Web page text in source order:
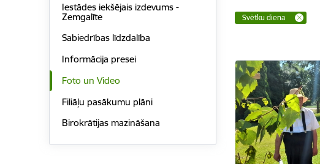
Iestādes iekšējais izdevums -
Zemgalīte
Sabiedrības līdzdalība
Informācija presei
Foto un Video
Filiāļu pasākumu plāni
Birokrātijas mazināšana
Svētku diena